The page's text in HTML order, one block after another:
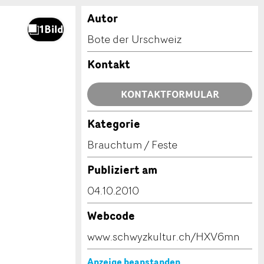
Autor
Bote der Urschweiz
Kontakt
KONTAKTFORMULAR
Kategorie
Brauchtum / Feste
Publiziert am
04.10.2010
Webcode
www.schwyzkultur.ch/HXV6mn